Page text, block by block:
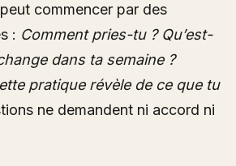
commencer par des
: Comment pries-tu ? Qu’est-
dans ta semaine ?
pratique révèle de ce que tu
ne demandent ni accord ni